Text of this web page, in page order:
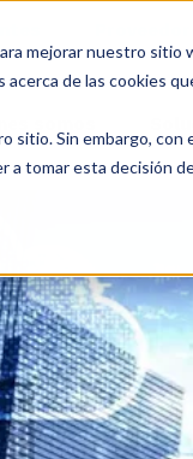
mejorar nuestro
de las cookies
Sin embargo,
a tomar esta decisión